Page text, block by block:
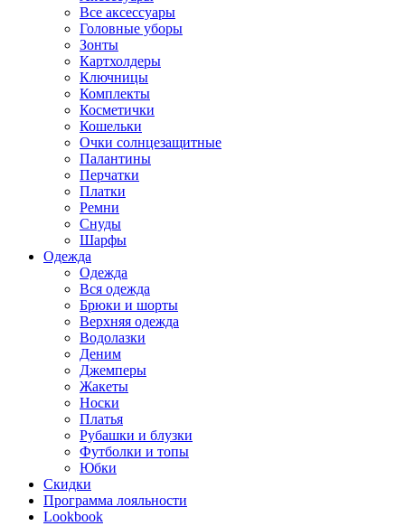
Все аксессуары
Головные уборы
Зонты
Картхолдеры
Ключницы
Комплекты
Косметички
Кошельки
Очки солнцезащитные
Палантины
Перчатки
Платки
Ремни
Снуды
Шарфы
Одежда
Одежда
Вся одежда
Брюки и шорты
Верхняя одежда
Водолазки
Деним
Джемперы
Жакеты
Носки
Платья
Рубашки и блузки
Футболки и топы
Юбки
Скидки
Программа лояльности
Lookbook